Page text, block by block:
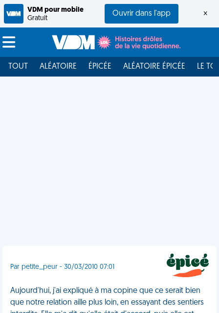
VDM pour mobile
Gratuit
Ouvrir dans l'app ×
TOUT ALÉATOIRE ÉPICÉE ALÉATOIRE ÉPICÉE LE
Par petite_peur - 30/03/2010 07:01
Aujourd'hui, j'ai expliqué à ma copine que ce serait bien
que notre relation aille plus loin, en essayant des sentiers